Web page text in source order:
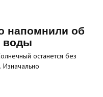
напомнили об
воды
останется без